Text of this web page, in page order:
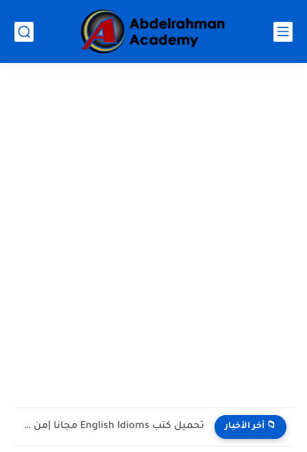
📁 آخر الأخبار تحميل كتب تدريس اللغة الإنجليزية PDF مجانا | TESOL وTEFL